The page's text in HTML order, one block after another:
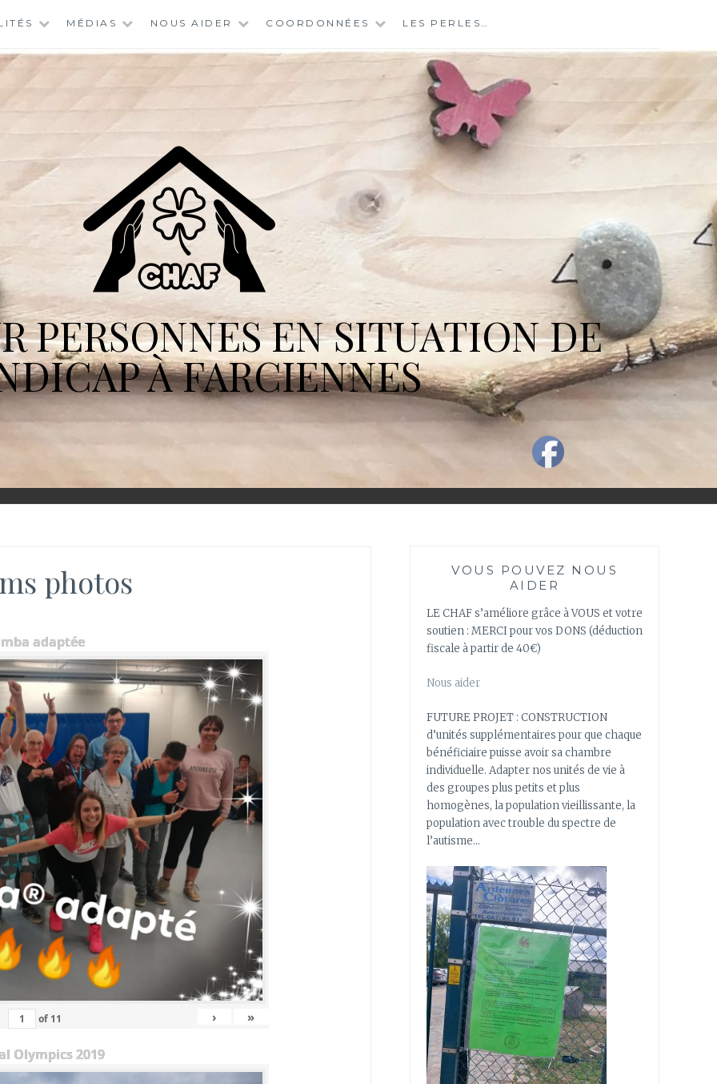
MÉDIAS NOUS AIDER COORDONNÉES LES PERLES…
PERSONNES EN SITUATION DE
À FARCIENNES
photos
adaptée
of 11 › »
Olympics 2019
VOUS POUVEZ NOUS
AIDER
LE CHAF s’améliore grâce à VOUS et votre
soutien : MERCI pour vos DONS (déduction
fiscale à partir de 40€)
Nous aider
FUTURE PROJET : CONSTRUCTION
d’unités supplémentaires pour que chaque
bénéficiaire puisse avoir sa chambre
individuelle. Adapter nos unités de vie à
des groupes plus petits et plus
homogènes, la population vieillissante, la
population avec trouble du spectre de
l’autisme…